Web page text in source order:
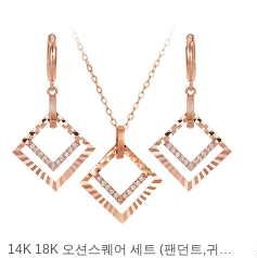
14K 18K 오션스퀘어 세트 (팬던트,귀걸이)